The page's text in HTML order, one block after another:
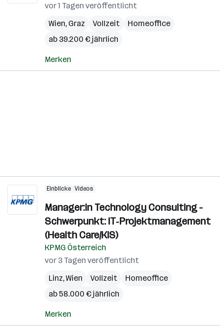
vor 1 Tagen veröffentlicht
Wien, Graz Vollzeit
Homeoffice
ab 39.200 € jährlich
Merken
Einblicke Videos
Manager:in Technology Consulting -
Schwerpunkt: IT‑Projektmanagement
(Health Care/KIS)
KPMG Österreich
vor 3 Tagen veröffentlicht
Linz,Wien Vollzeit
Homeoffice
ab 58.000 € jährlich
Merken